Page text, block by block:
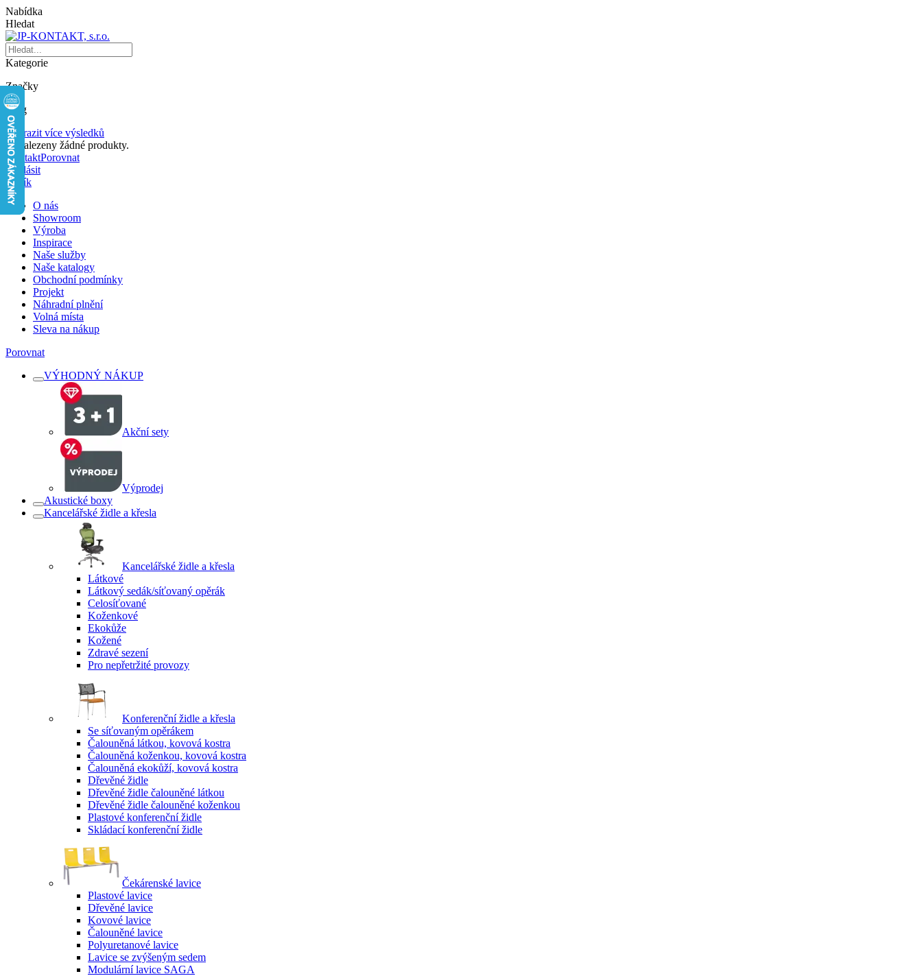
Nabídka
Hledat
Kategorie
Značky
Blog
Zobrazit více výsledků
Nenalezeny žádné produkty.
KontaktPorovnat
Přihlásit
Košík
O nás
Showroom
Výroba
Inspirace
Naše služby
Naše katalogy
Obchodní podmínky
Projekt
Náhradní plnění
Volná místa
Sleva na nákup
Porovnat
VÝHODNÝ NÁKUP
Akční sety
Výprodej
Akustické boxy
Kancelářské židle a křesla
Kancelářské židle a křesla
Látkové
Látkový sedák/síťovaný opěrák
Celosíťované
Koženkové
Ekokůže
Kožené
Zdravé sezení
Pro nepřetržité provozy
Konferenční židle a křesla
Se síťovaným opěrákem
Čalouněná látkou, kovová kostra
Čalouněná koženkou, kovová kostra
Čalouněná ekokůží, kovová kostra
Dřevěné židle
Dřevěné židle čalouněné látkou
Dřevěné židle čalouněné koženkou
Plastové konferenční židle
Skládací konferenční židle
Čekárenské lavice
Plastové lavice
Dřevěné lavice
Kovové lavice
Čalouněné lavice
Polyuretanové lavice
Lavice se zvýšeným sedem
Modulární lavice SAGA